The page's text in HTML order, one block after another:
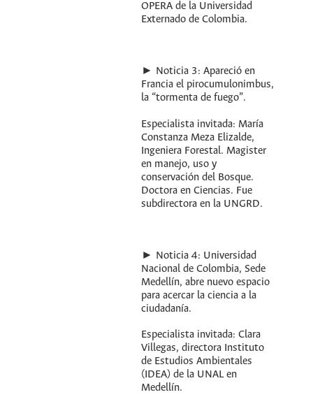
OPERA de la Universidad
Externado de Colombia.
► Noticia 3: Apareció en
Francia el pirocumulonimbus,
la “tormenta de fuego”.
Especialista invitada: María
Constanza Meza Elizalde,
Ingeniera Forestal. Magister
en manejo, uso y
conservación del Bosque.
Doctora en Ciencias. Fue
subdirectora en la UNGRD.
► Noticia 4: Universidad
Nacional de Colombia, Sede
Medellín, abre nuevo espacio
para acercar la ciencia a la
ciudadanía.
Especialista invitada: Clara
Villegas, directora Instituto
de Estudios Ambientales
(IDEA) de la UNAL en
Medellín.